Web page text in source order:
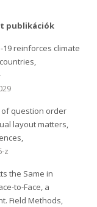
publikációk
19 reinforces climate
of question order
layout matters,
z
the Same in
to-Face, a
Field Methods,